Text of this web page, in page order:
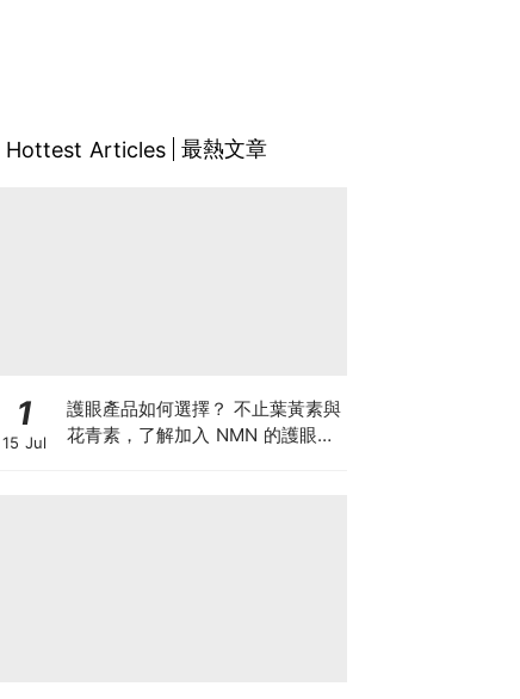
Hottest Articles 最熱文章
1
15 Jul
護眼產品如何選擇？ 不止葉黃素與
花青素，了解加入 NMN 的護眼方